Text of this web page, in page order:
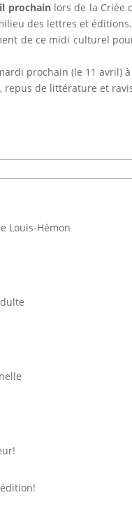
prochainlors de la Criée
des lettres et éditions.
de ce midi culturel
prochain (le 11 avril)
de littérature et
Louis-Hémon